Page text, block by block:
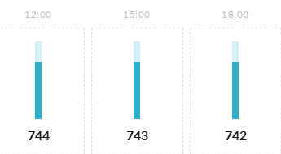
12:00
744
15:00
743
18:00
742